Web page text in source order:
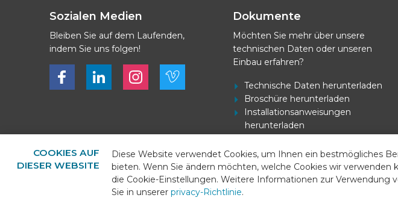
Sozialen Medien
Bleiben Sie auf dem Laufenden,
indem Sie uns folgen!
Bekijk ons op FacebookBekijk ons op LinkedInBekijk ons op LinkedInBekijk ons op Vimeo
Dokumente
Möchten Sie mehr über unsere
technischen Daten oder unseren
Einbau erfahren?
Technische Daten herunterladen
Broschüre herunterladen
Installationsanweisungen
herunterladen
herunterladen
COOKIES AUF
DIESER WEBSITE
Diese Website verwendet Cookies, um Ihnen ein bestmögliches
bieten. Wenn Sie ändern möchten, welche Cookies wir verwenden
die Cookie-Einstellungen. Weitere Informationen zur Verwendung
Sie in unserer privacy-Richtlinie.